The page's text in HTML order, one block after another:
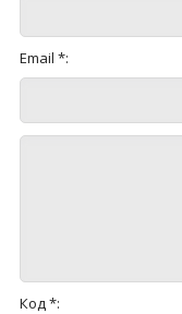
Email *:
Код *: